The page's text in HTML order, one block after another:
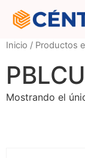
Inicio / Productos
Mostrando el